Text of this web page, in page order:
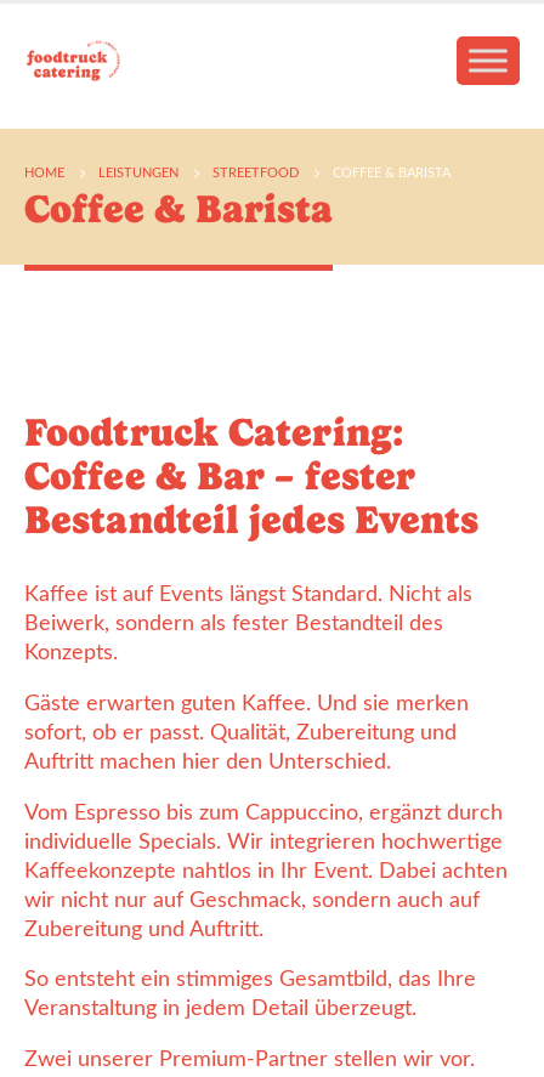
HOME LEISTUNGEN STREETFOOD COFFEE & BARISTA
Coffee & Barista
Foodtruck Catering:
Coffee & Bar – fester
Bestandteil jedes Events
Kaffee ist auf Events längst Standard. Nicht als
Beiwerk, sondern als fester Bestandteil des
Konzepts.
Gäste erwarten guten Kaffee. Und sie merken
sofort, ob er passt. Qualität, Zubereitung und
Auftritt machen hier den Unterschied.
Vom Espresso bis zum Cappuccino, ergänzt durch
individuelle Specials. Wir integrieren hochwertige
Kaffeekonzepte nahtlos in Ihr Event. Dabei achten
wir nicht nur auf Geschmack, sondern auch auf
Zubereitung und Auftritt.
So entsteht ein stimmiges Gesamtbild, das Ihre
Veranstaltung in jedem Detail überzeugt.
Zwei unserer Premium-Partner stellen wir vor.